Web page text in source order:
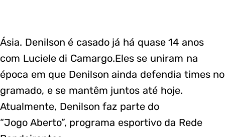
Ásia. Denilson é casado já há quase 14 anos
com Luciele di Camargo.Eles se uniram na
época em que Denilson ainda defendia times no
gramado, e se mantêm juntos até hoje.
Atualmente, Denilson faz parte do
“Jogo Aberto”, programa esportivo da Rede